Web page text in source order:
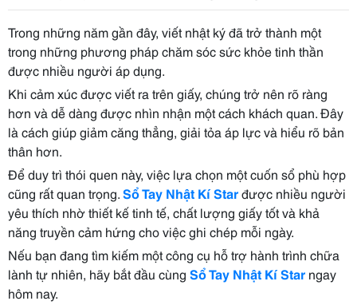
Trong những năm gần đây, viết nhật ký đã trở thành một
trong những phương pháp chăm sóc sức khỏe tinh thần
được nhiều người áp dụng.
Khi cảm xúc được viết ra trên giấy, chúng trở nên rõ ràng
hơn và dễ dàng được nhìn nhận một cách khách quan. Đây
là cách giúp giảm căng thẳng, giải tỏa áp lực và hiểu rõ bản
thân hơn.
Để duy trì thói quen này, việc lựa chọn một cuốn sổ phù hợp
cũng rất quan trọng.Sổ Tay Nhật Kí Starđược nhiều người
yêu thích nhờ thiết kế tinh tế, chất lượng giấy tốt và khả
năng truyền cảm hứng cho việc ghi chép mỗi ngày.
Nếu bạn đang tìm kiếm một công cụ hỗ trợ hành trình chữa
lành tự nhiên, hãy bắt đầu cùng Sổ Tay Nhật Kí Star ngay
hôm nay.